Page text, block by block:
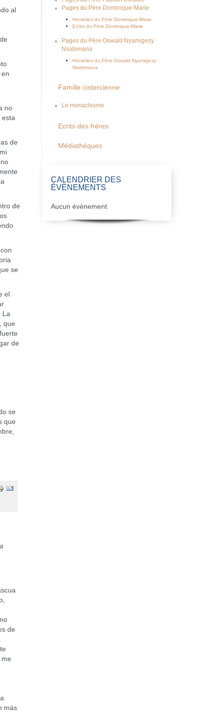
al
no
esta
de
de
se
el
La
que
de
se
que
de
más
Pages du Père Dominique-Marie
Homélies du Père Dominique-Marie
Ecrits du Père Dominique-Marie
Pages du Père Oswald Nyamigezy
Nsabimana
Homélies du Père Oswald Nyamigezy
Nsabimana
Famille cistercienne
Le monachisme
Ecrits des frères
Médiathèques
CALENDRIER DES
ÉVÈNEMENTS
Aucun évènement